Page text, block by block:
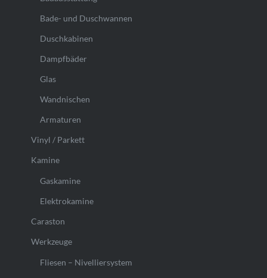
Bade- und Duschwannen
Duschkabinen
Dampfbäder
Glas
Wandnischen
Armaturen
Vinyl / Parkett
Kamine
Gaskamine
Elektrokamine
Caraston
Werkzeuge
Fliesen – Nivelliersystem